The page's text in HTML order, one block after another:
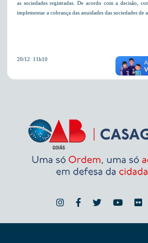
as sociedades registradas. De acordo com a decisão,
implementar a cobrança das anuidades das sociedades de
20/12  11h10